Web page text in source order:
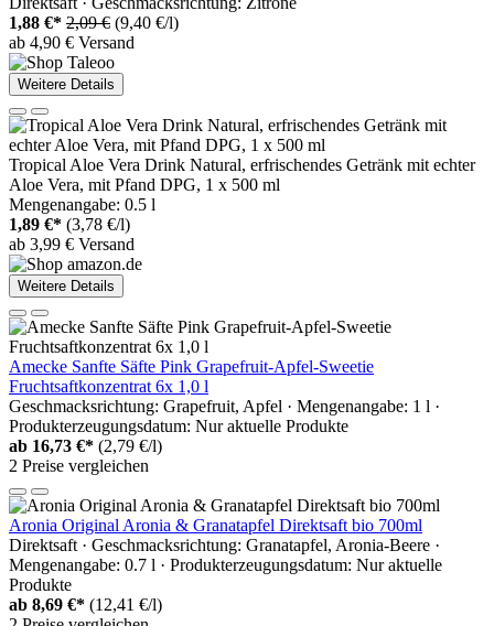
1,88 €* 2,09 € (9,40 €/l)
ab 4,90 € Versand
Weitere Details
Tropical Aloe Vera Drink Natural, erfrischendes Getränk mit echter
Aloe Vera, mit Pfand DPG, 1 x 500 ml
Mengenangabe: 0.5 l
1,89 €* (3,78 €/l)
ab 3,99 € Versand
Weitere Details
Amecke Sanfte Säfte Pink Grapefruit-Apfel-Sweetie
Fruchtsaftkonzentrat 6x 1,0 l
Geschmacksrichtung: Grapefruit, Apfel · Mengenangabe: 1 l ·
Produkterzeugungsdatum: Nur aktuelle Produkte
ab 16,73 €* (2,79 €/l)
2 Preise vergleichen
Aronia Original Aronia & Granatapfel Direktsaft bio 700ml
Direktsaft · Geschmacksrichtung: Granatapfel, Aronia-Beere ·
Mengenangabe: 0.7 l · Produkterzeugungsdatum: Nur aktuelle
Produkte
ab 8,69 €* (12,41 €/l)